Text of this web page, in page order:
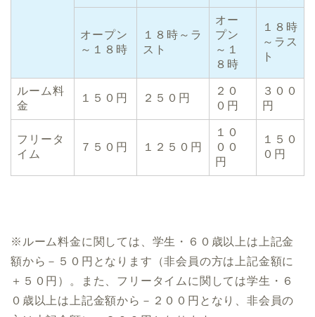
オープン
～１８時
１８時～ラ
スト
オー
プン
～１
８時
１８時
～ラス
ト
ルーム料
金
１５０円 ２５０円
２０
０円
３００
円
フリータ
イム
７５０円 １２５０円
１０
００
円
１５０
０円
※ルーム料金に関しては、学生・６０歳以上は上記金
額から－５０円となります（非会員の方は上記金額に
＋５０円）。また、フリータイムに関しては学生・６
０歳以上は上記金額から－２００円となり、非会員の